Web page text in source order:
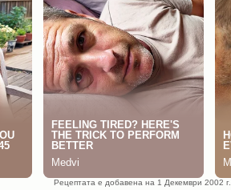
Рецептата е добавена на 1 Декември 2002 г.